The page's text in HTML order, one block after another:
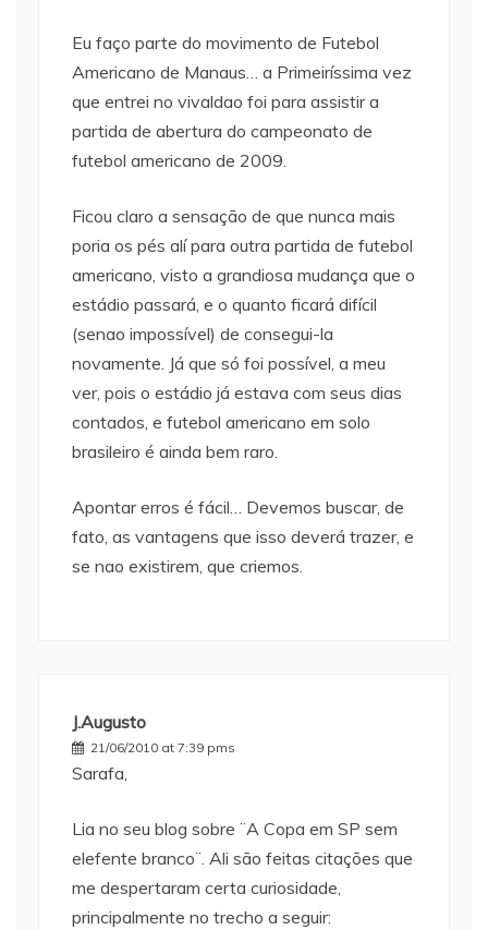
Eu faço parte do movimento de Futebol
Americano de Manaus… a Primeiríssima vez
que entrei no vivaldao foi para assistir a
partida de abertura do campeonato de
futebol americano de 2009.
Ficou claro a sensação de que nunca mais
poria os pés alí para outra partida de futebol
americano, visto a grandiosa mudança que o
estádio passará, e o quanto ficará difícil
(senao impossível) de consegui-la
novamente. Já que só foi possível, a meu
ver, pois o estádio já estava com seus dias
contados, e futebol americano em solo
brasileiro é ainda bem raro.
Apontar erros é fácil… Devemos buscar, de
fato, as vantagens que isso deverá trazer, e
se nao existirem, que criemos.
J.Augusto
21/06/2010 at 7:39 pms
Sarafa,
Lia no seu blog sobre ¨A Copa em SP sem
elefente branco¨. Ali são feitas citações que
me despertaram certa curiosidade,
principalmente no trecho a seguir: